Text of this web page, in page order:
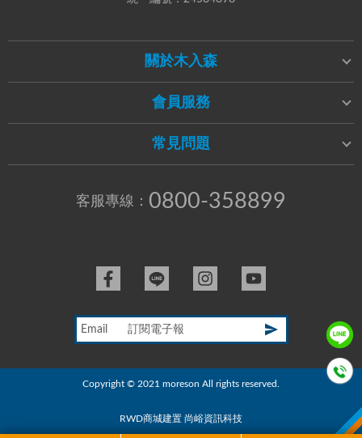
關於木入森
會員服務
常見問題
客服專線： 0800-358899
Email
Copyright © 2021 moreson All rights reserved.
RWD商城建置 尚峪資訊科技